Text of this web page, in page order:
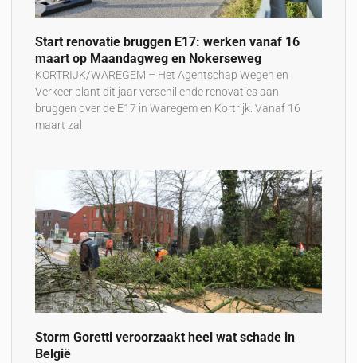
Start renovatie bruggen E17: werken vanaf 16
maart op Maandagweg en Nokerseweg
KORTRIJK/WAREGEM – Het Agentschap Wegen en
Verkeer plant dit jaar verschillende renovaties aan
bruggen over de E17 in Waregem en Kortrijk. Vanaf 16
maart zal
Storm Goretti veroorzaakt heel wat schade in
België